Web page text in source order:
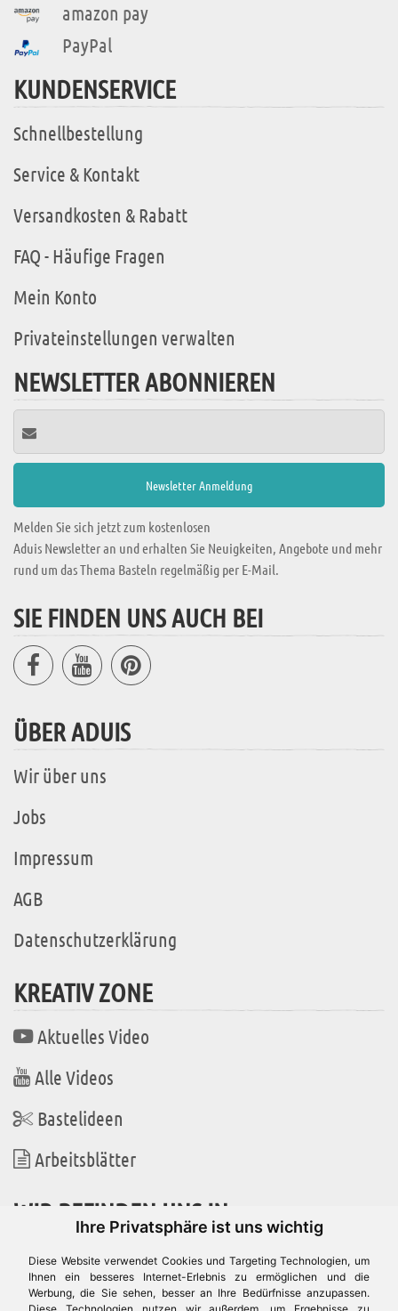
Ihre Privatsphäre ist uns wichtig
Diese Website verwendet Cookies und Targeting Technologien, um
Ihnen ein besseres Internet-Erlebnis zu ermöglichen und die
Werbung, die Sie sehen, besser an Ihre Bedürfnisse anzupassen.
amazon pay
PayPal
KUNDENSERVICE
Schnellbestellung
Service & Kontakt
Versandkosten & Rabatt
FAQ - Häufige Fragen
Mein Konto
Privateinstellungen verwalten
NEWSLETTER ABONNIEREN
Melden Sie sich jetzt zum kostenlosen
Aduis Newsletter an und erhalten Sie Neuigkeiten, Angebote und mehr
rund um das Thema Basteln regelmäßig per E-Mail.
SIE FINDEN UNS AUCH BEI
ÜBER ADUIS
Wir über uns
Jobs
Impressum
AGB
Datenschutzerklärung
KREATIV ZONE
Aktuelles Video
Alle Videos
Bastelideen
Arbeitsblätter
WIR BEFINDEN UNS IN